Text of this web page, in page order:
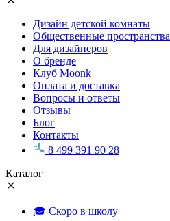
Дизайн детской комнаты
Общественные пространства
Для дизайнеров
О бренде
Клуб Moonk
Оплата и доставка
Вопросы и ответы
Отзывы
Блог
Контакты
8 499 391 90 28
Каталог
🎓 Скоро в школу